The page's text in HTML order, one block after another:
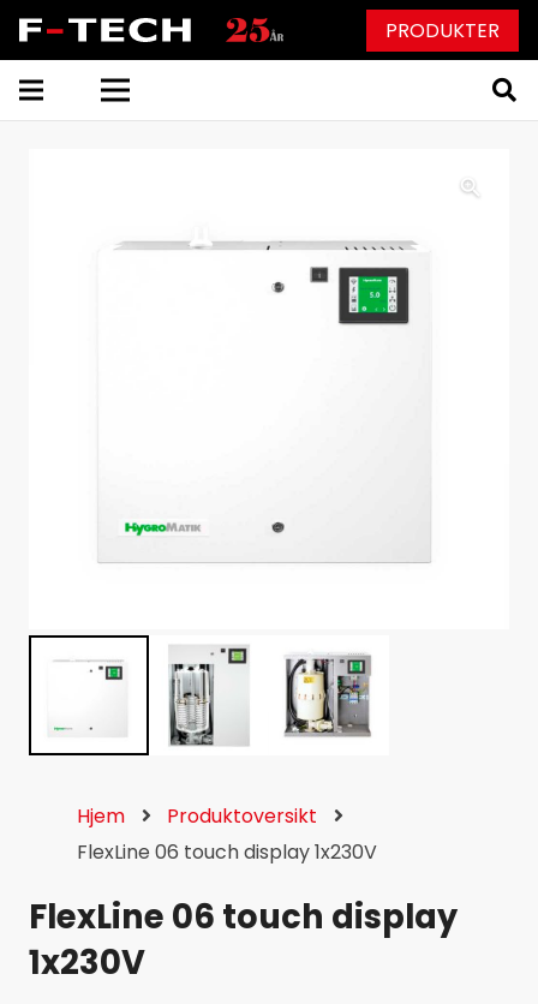
PRODUKTER
Hjem
Produktoversikt
FlexLine 06 touch display 1x230V
FlexLine 06 touch display
1x230V